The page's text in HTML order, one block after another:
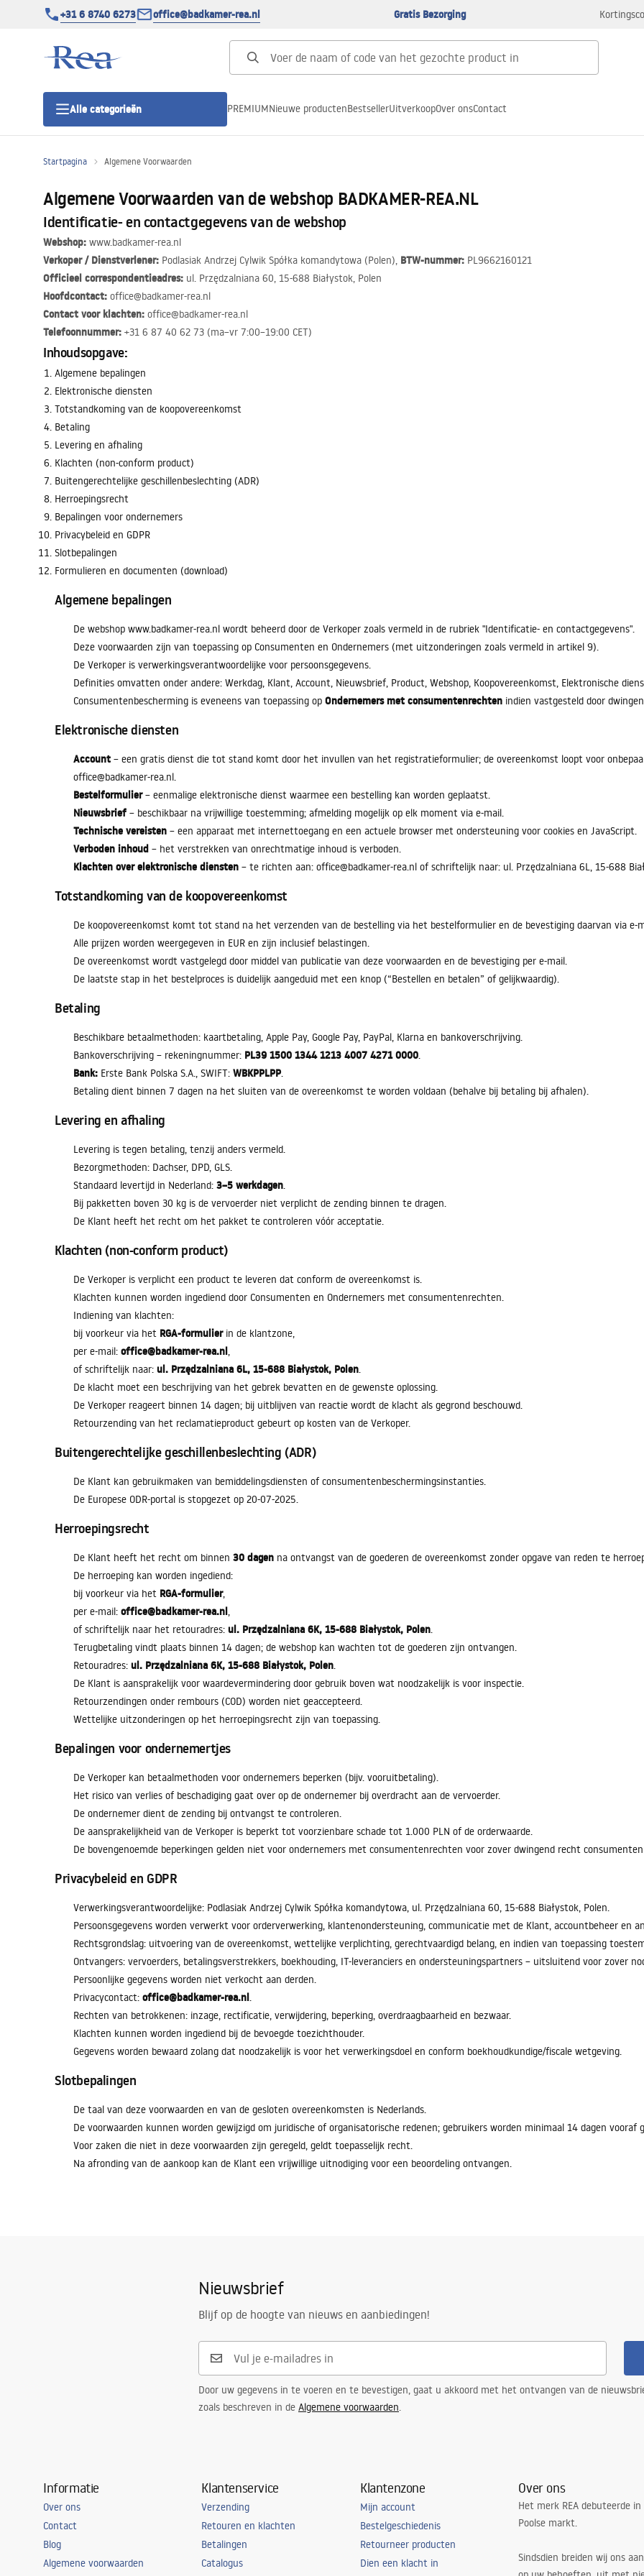
+31 6 8740 6273 office@badkamer-rea.nl Gratis Bezorging
Alle categorieën
Douchedeur
Douchebakken
Lineaire Douchegoten
Toiletten
Wastafels
Kranen
Douches
PREMIUMNieuwe productenBestsellerUitverkoopOver onsContact
Startpagina Algemene Voorwaarden
Algemene Voorwaarden van de webshop BADKAMER-REA.NL
Identificatie- en contactgegevens van de webshop
Webshop: www.badkamer-rea.nl
Verkoper / Dienstverlener: Podlasiak Andrzej Cylwik Spółka komandytowa (Polen), BTW-nummer: PL9662160121
Officieel correspondentieadres: ul. Przędzalniana 60, 15-688 Białystok, Polen
Hoofdcontact: office@badkamer-rea.nl
Contact voor klachten: office@badkamer-rea.nl
Telefoonnummer: +31 6 87 40 62 73 (ma–vr 7:00–19:00 CET)
Inhoudsopgave:
Algemene bepalingen
Elektronische diensten
Totstandkoming van de koopovereenkomst
Betaling
Levering en afhaling
Klachten (non-conform product)
Buitengerechtelijke geschillenbeslechting (ADR)
Herroepingsrecht
Bepalingen voor ondernemers
Privacybeleid en GDPR
Slotbepalingen
Formulieren en documenten (download)
Algemene bepalingen
De webshop www.badkamer-rea.nl wordt beheerd door de Verkoper zoals vermeld in de rubriek "Identificatie- en contactgegevens".
Deze voorwaarden zijn van toepassing op Consumenten en Ondernemers (met uitzonderingen zoals vermeld in artikel 9).
De Verkoper is verwerkingsverantwoordelijke voor persoonsgegevens.
Definities omvatten onder andere: Werkdag, Klant, Account, Nieuwsbrief, Product, Webshop, Koopovereenkomst, Elektronische
Consumentenbescherming is eveneens van toepassing op Ondernemers met consumentenrechten indien vastgesteld door
Elektronische diensten
Account – een gratis dienst die tot stand komt door het invullen van het registratieformulier; de overeenkomst loopt voor
office@badkamer-rea.nl.
Bestelformulier– eenmalige elektronische dienst waarmee een bestelling kan worden geplaatst.
Nieuwsbrief – beschikbaar na vrijwillige toestemming; afmelding mogelijk op elk moment via e-mail.
Technische vereisten – een apparaat met internettoegang en een actuele browser met ondersteuning voor cookies en JavaScript.
Verboden inhoud – het verstrekken van onrechtmatige inhoud is verboden.
Klachten over elektronische diensten – te richten aan: office@badkamer-rea.nl of schriftelijk naar: ul. Przędzalniana 6L, 15-688
Totstandkoming van de koopovereenkomst
De koopovereenkomst komt tot stand na het verzenden van de bestelling via het bestelformulier en de bevestiging daarvan via e-
Alle prijzen worden weergegeven in EUR en zijn inclusief belastingen.
De overeenkomst wordt vastgelegd door middel van publicatie van deze voorwaarden en de bevestiging per e-mail.
De laatste stap in het bestelproces is duidelijk aangeduid met een knop (“Bestellen en betalen” of gelijkwaardig).
Betaling
Beschikbare betaalmethoden: kaartbetaling, Apple Pay, Google Pay, PayPal, Klarna en bankoverschrijving.
Bankoverschrijving – rekeningnummer: PL39 1500 1344 1213 4007 4271 0000.
Bank: Erste Bank Polska S.A., SWIFT: WBKPPLPP.
Betaling dient binnen 7 dagen na het sluiten van de overeenkomst te worden voldaan (behalve bij betaling bij afhalen).
Levering en afhaling
Levering is tegen betaling, tenzij anders vermeld.
Bezorgmethoden: Dachser, DPD, GLS.
Standaard levertijd in Nederland: 3–5 werkdagen.
Bij pakketten boven 30 kg is de vervoerder niet verplicht de zending binnen te dragen.
De Klant heeft het recht om het pakket te controleren vóór acceptatie.
Klachten (non-conform product)
De Verkoper is verplicht een product te leveren dat conform de overeenkomst is.
Klachten kunnen worden ingediend door Consumenten en Ondernemers met consumentenrechten.
Indiening van klachten:
bij voorkeur via het RGA-formulierin de klantzone,
per e-mail: office@badkamer-rea.nl,
of schriftelijk naar: ul. Przędzalniana 6L, 15-688 Białystok, Polen.
De klacht moet een beschrijving van het gebrek bevatten en de gewenste oplossing.
De Verkoper reageert binnen 14 dagen; bij uitblijven van reactie wordt de klacht als gegrond beschouwd.
Retourzending van het reclamatieproduct gebeurt op kosten van de Verkoper.
Buitengerechtelijke geschillenbeslechting (ADR)
De Klant kan gebruikmaken van bemiddelingsdiensten of consumentenbeschermingsinstanties.
De Europese ODR-portal is stopgezet op 20-07-2025.
Herroepingsrecht
De Klant heeft het recht om binnen 30 dagen na ontvangst van de goederen de overeenkomst zonder opgave van reden te
De herroeping kan worden ingediend:
bij voorkeur via het RGA-formulier,
per e-mail: office@badkamer-rea.nl,
of schriftelijk naar het retouradres: ul. Przędzalniana 6K, 15-688 Białystok, Polen.
Terugbetaling vindt plaats binnen 14 dagen; de webshop kan wachten tot de goederen zijn ontvangen.
Retouradres: ul. Przędzalniana 6K, 15-688 Białystok, Polen.
De Klant is aansprakelijk voor waardevermindering door gebruik boven wat noodzakelijk is voor inspectie.
Retourzendingen onder rembours (COD) worden niet geaccepteerd.
Wettelijke uitzonderingen op het herroepingsrecht zijn van toepassing.
Bepalingen voor ondernemertjes
De Verkoper kan betaalmethoden voor ondernemers beperken (bijv. vooruitbetaling).
Het risico van verlies of beschadiging gaat over op de ondernemer bij overdracht aan de vervoerder.
De ondernemer dient de zending bij ontvangst te controleren.
De aansprakelijkheid van de Verkoper is beperkt tot voorzienbare schade tot 1.000 PLN of de orderwaarde.
De bovengenoemde beperkingen gelden niet voor ondernemers met consumentenrechten voor zover dwingend recht
Privacybeleid en GDPR
Verwerkingsverantwoordelijke: Podlasiak Andrzej Cylwik Spółka komandytowa, ul. Przędzalniana 60, 15-688 Białystok, Polen.
Persoonsgegevens worden verwerkt voor orderverwerking, klantenondersteuning, communicatie met de Klant, accountbeheer en
Rechtsgrondslag: uitvoering van de overeenkomst, wettelijke verplichting, gerechtvaardigd belang, en indien van toepassing
Ontvangers: vervoerders, betalingsverstrekkers, boekhouding, IT-leveranciers en ondersteuningspartners – uitsluitend voor zover
Persoonlijke gegevens worden niet verkocht aan derden.
Privacycontact: office@badkamer-rea.nl.
Rechten van betrokkenen: inzage, rectificatie, verwijdering, beperking, overdraagbaarheid en bezwaar.
Klachten kunnen worden ingediend bij de bevoegde toezichthouder.
Gegevens worden bewaard zolang dat noodzakelijk is voor het verwerkingsdoel en conform boekhoudkundige/fiscale wetgeving.
Slotbepalingen
De taal van deze voorwaarden en van de gesloten overeenkomsten is Nederlands.
De voorwaarden kunnen worden gewijzigd om juridische of organisatorische redenen; gebruikers worden minimaal 14 dagen vooraf
Voor zaken die niet in deze voorwaarden zijn geregeld, geldt toepasselijk recht.
Na afronding van de aankoop kan de Klant een vrijwillige uitnodiging voor een beoordeling ontvangen.
Nieuwsbrief
Blijf op de hoogte van nieuws en aanbiedingen!
Door uw gegevens in te voeren en te bevestigen, gaat u akkoord met het ontvangen van de
zoals beschreven in de Algemene voorwaarden.
Informatie
Over ons
Contact
Blog
Algemene voorwaarden
Klantenservice
Verzending
Retouren en klachten
Betalingen
Catalogus
Klantenzone
Mijn account
Bestelgeschiedenis
Retourneer producten
Dien een klacht in
Over ons
Het merk REA debuteerde
Poolse markt.
Sindsdien breiden wij ons